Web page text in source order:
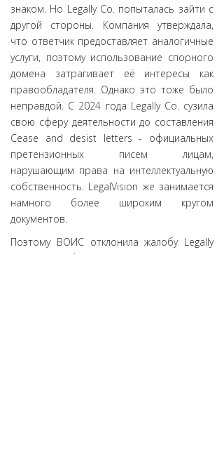
знаком. Но Legally Co. попыталась зайти с
другой стороны. Компания утверждала,
что ответчик предоставляет аналогичные
услуги, поэтому использование спорного
домена затрагивает её интересы как
правообладателя. Однако это тоже было
неправдой. С 2024 года Legally Co. сузила
свою сферу деятельности до составления
Cease and desist letters - официальных
претензионных писем лицам,
нарушающим права на интеллектуальную
собственность. LegalVision же занимается
намного более широким кругом
документов.
Поэтому ВОИС отклонила жалобу Legally
Co. и квалифицировала её как попытку